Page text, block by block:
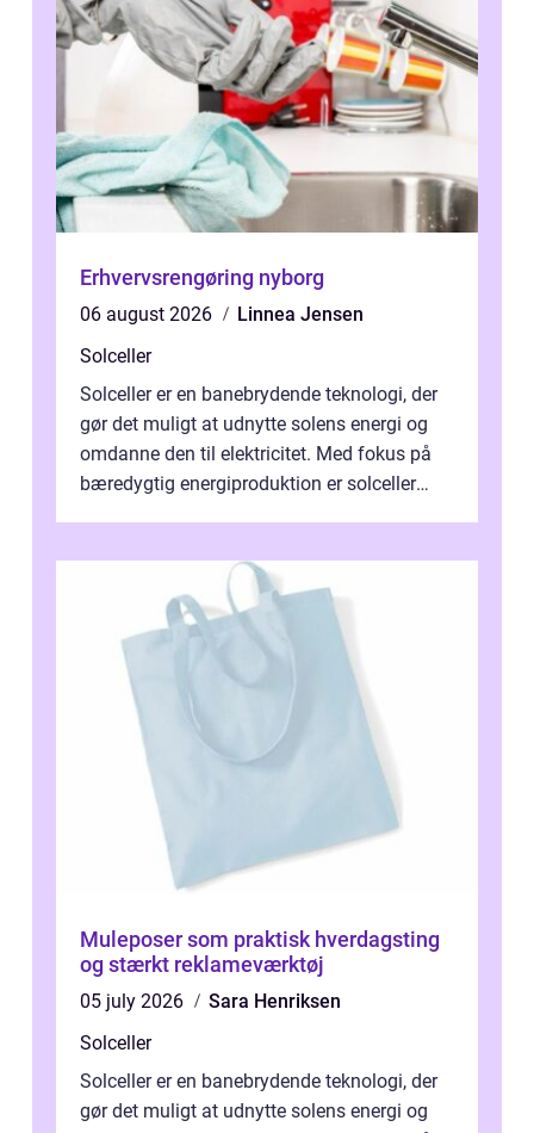
Erhvervsrengøring nyborg
06 august 2026
Linnea Jensen
Solceller
Solceller er en banebrydende teknologi, der
gør det muligt at udnytte solens energi og
omdanne den til elektricitet. Med fokus på
bæredygtig energiproduktion er solceller
Muleposer som praktisk hverdagsting
og stærkt reklameværktøj
05 july 2026
Sara Henriksen
Solceller
Solceller er en banebrydende teknologi, der
gør det muligt at udnytte solens energi og